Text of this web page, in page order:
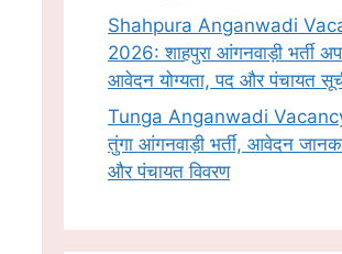
Shahpura Anganwadi
2026: शाहपुरा आंगनवाड़ी भर्ती
आवेदन योग्यता, पद और पंचायत
Tunga Anganwadi
तुंगा आंगनवाड़ी भर्ती, आवेदन
और पंचायत विवरण